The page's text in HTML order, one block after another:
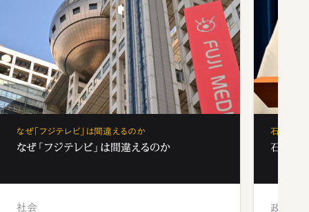
なぜ「フジテレビ」は間違えるのか
なぜ「フジテレビ」は間違えるのか
社会
石破茂、
石破茂
政治